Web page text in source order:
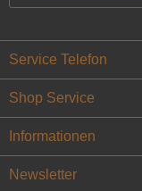
Service Telefon
Shop Service
Informationen
Newsletter